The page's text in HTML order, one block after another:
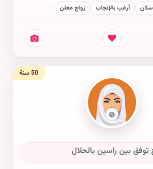
سكن أرغب بالإنجاب زواج معلن
50 سنة
توفق بين راسين بالحلال